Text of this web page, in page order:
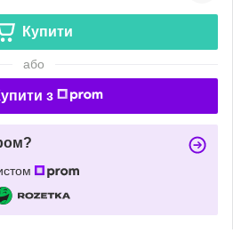
Купити
або
з